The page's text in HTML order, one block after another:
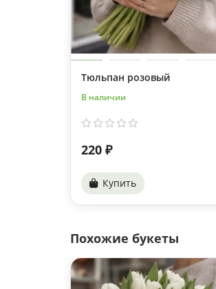
Тюльпан розовый
В наличии
220 ₽
Купить
Похожие букеты